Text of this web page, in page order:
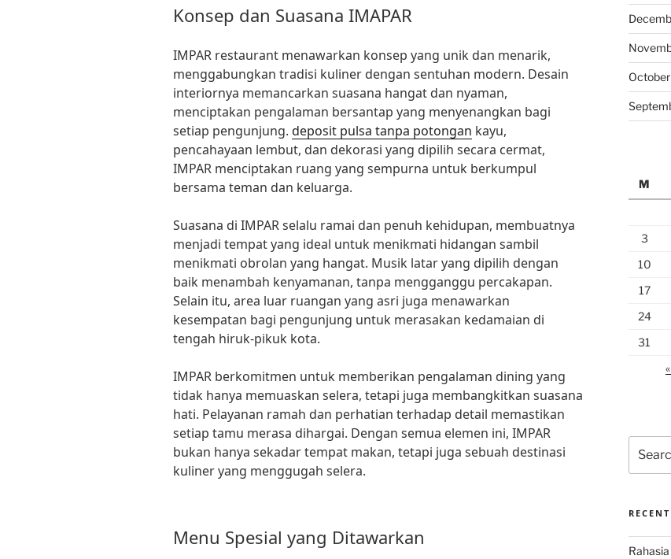
Konsep dan Suasana IMAPAR
IMPAR restaurant menawarkan konsep yang unik dan menarik,
menggabungkan tradisi kuliner dengan sentuhan modern. Desain
interiornya memancarkan suasana hangat dan nyaman,
menciptakan pengalaman bersantap yang menyenangkan bagi
setiap pengunjung. deposit pulsa tanpa potongan kayu,
pencahayaan lembut, dan dekorasi yang dipilih secara cermat,
IMPAR menciptakan ruang yang sempurna untuk berkumpul
bersama teman dan keluarga.
Suasana di IMPAR selalu ramai dan penuh kehidupan, membuatnya
menjadi tempat yang ideal untuk menikmati hidangan sambil
menikmati obrolan yang hangat. Musik latar yang dipilih dengan
baik menambah kenyamanan, tanpa mengganggu percakapan.
Selain itu, area luar ruangan yang asri juga menawarkan
kesempatan bagi pengunjung untuk merasakan kedamaian di
tengah hiruk-pikuk kota.
IMPAR berkomitmen untuk memberikan pengalaman dining yang
tidak hanya memuaskan selera, tetapi juga membangkitkan suasana
hati. Pelayanan ramah dan perhatian terhadap detail memastikan
setiap tamu merasa dihargai. Dengan semua elemen ini, IMPAR
bukan hanya sekadar tempat makan, tetapi juga sebuah destinasi
kuliner yang menggugah selera.
Menu Spesial yang Ditawarkan
M
3
10
17
24
31
for: